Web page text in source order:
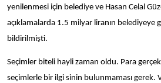
yenilenmesi için belediye ve Hasan Celal
açıklamalarda 1.5 milyar liranın belediyeye
bildirilmişti.
Seçimler biteli hayli zaman oldu. Para
seçimlerle bir ilgi sinin bulunmaması gerek.